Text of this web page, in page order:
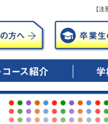
【
スとは
ウス
ーム
ザインコースとは
ス
育
護専攻科とは
育 ▶ 学校
▶ 部活